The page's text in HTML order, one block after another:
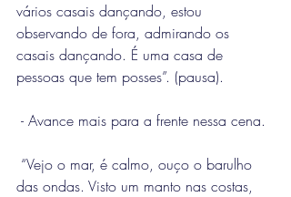
vários casais dançando, estou
observando de fora, admirando os
casais dançando. É uma casa de
pessoas que tem posses”. (pausa).
- Avance mais para a frente nessa cena.
das ondas. Visto um manto nas costas,